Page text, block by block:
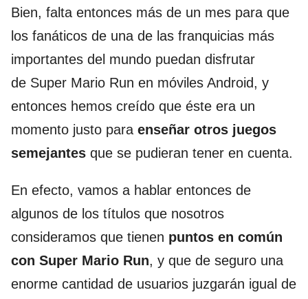
Bien, falta entonces más de un mes para que
los fanáticos de una de las franquicias más
importantes del mundo puedan disfrutar
de Super Mario Run en móviles Android, y
entonces hemos creído que éste era un
momento justo para enseñar otros juegos
semejantes que se pudieran tener en cuenta.
En efecto, vamos a hablar entonces de
algunos de los títulos que nosotros
consideramos que tienen puntos en común
con Super Mario Run, y que de seguro una
enorme cantidad de usuarios juzgarán igual de